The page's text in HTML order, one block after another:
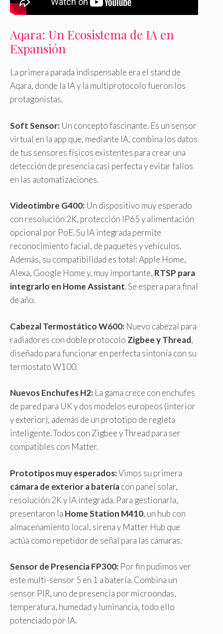
Aqara: Un Ecosistema de IA en
Expansión
La primera parada indispensable era el stand de
Aqara, donde la IA y la multiprotocolo fueron los
protagonistas.
Soft Sensor: Un concepto fascinante. Es un sensor
virtual en la app que, mediante IA, combina los datos
de tus sensores físicos existentes para crear una
detección de presencia casi perfecta y evitar fallos
en las automatizaciones.
Videotimbre G400: Un dispositivo muy esperado
con resolución 2K, protección IP65 y alimentación
opcional por PoE. Su IA integrada permite
reconocimiento facial, de paquetes y vehículos.
Además, su compatibilidad es total: Apple Home,
Alexa, Google Home y, muy importante, RTSP para
integrarlo en Home Assistant. Se espera para final
de año.
Cabezal Termostático W600: Nuevo cabezal para
radiadores con doble protocolo Zigbee y Thread,
diseñado para funcionar en perfecta sintonía con su
termostato W100.
Nuevos Enchufes H2: La gama crece con enchufes
de pared para UK y dos modelos europeos (interior
y exterior), además de un prototipo de regleta
inteligente. Todos con Zigbee y Thread para ser
compatibles con Matter.
Prototipos muy esperados:Vimos su primera
cámara de exterior a bateríacon panel solar,
resolución 2K y IA integrada. Para gestionarla,
presentaron la Home Station M410, un hub con
almacenamiento local, sirena y Matter Hub que
actúa como repetidor de señal para las cámaras.
Sensor de Presencia FP300: Por fin pudimos ver
este multi-sensor 5 en 1 a batería. Combina un
sensor PIR, uno de presencia por microondas,
temperatura, humedad y luminancia, todo ello
potenciado por IA.